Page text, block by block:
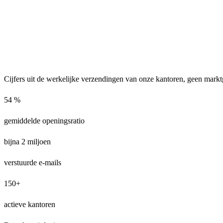
Cijfers uit de werkelijke verzendingen van onze kantoren, geen
54 %
gemiddelde openingsratio
bijna 2 miljoen
verstuurde e-mails
150+
actieve kantoren